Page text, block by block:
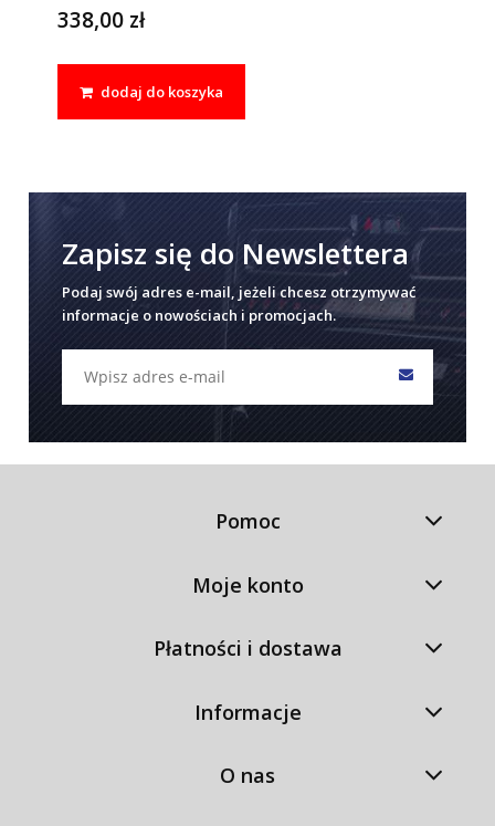
338,00 zł
dodaj do koszyka
Zapisz się do Newslettera
Podaj swój adres e-mail, jeżeli chcesz otrzymywać
informacje o nowościach i promocjach.
Pomoc
Moje konto
Płatności i dostawa
Informacje
O nas